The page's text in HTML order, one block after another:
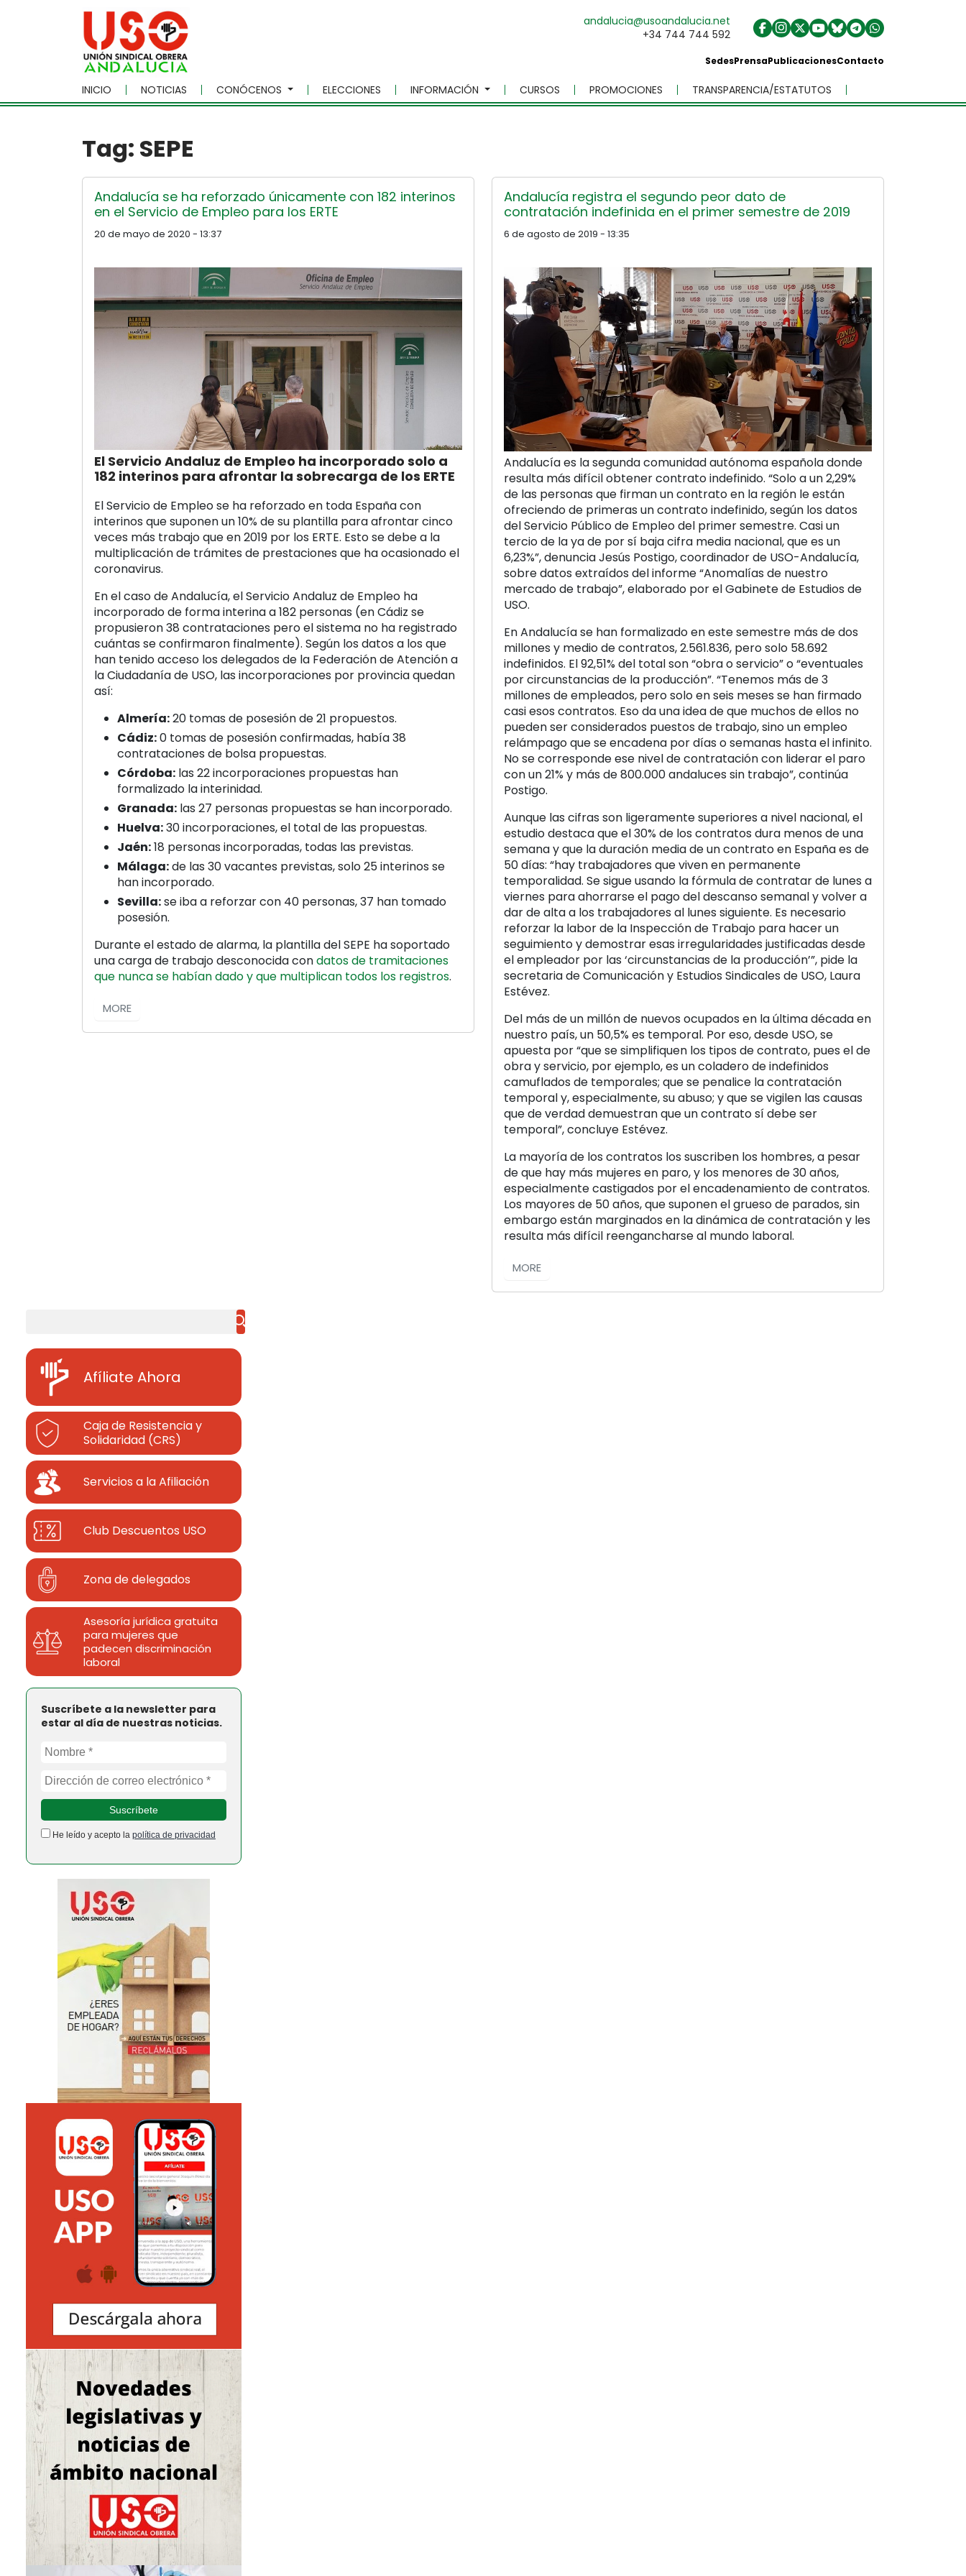
Skip to main content
andalucia@usoandalucia.net
+34 744 744 592
SedesPrensaPublicacionesContacto
INICIO NOTICIAS CONÓCENOS ELECCIONES INFORMACIÓN CURSOS PROMOCIONES TRANSPARENCIA/ESTATUTOS
Tag: SEPE
Andalucía se ha reforzado únicamente con 182 interinos
en el Servicio de Empleo para los ERTE
20 de mayo de 2020 - 13:37
El Servicio Andaluz de Empleo ha incorporado solo a
182 interinos para afrontar la sobrecarga de los ERTE
El Servicio de Empleo se ha reforzado en toda España con
interinos que suponen un 10% de su plantilla para afrontar cinco
veces más trabajo que en 2019 por los ERTE. Esto se debe a la
multiplicación de trámites de prestaciones que ha ocasionado el
coronavirus.
En el caso de Andalucía, el Servicio Andaluz de Empleo ha
incorporado de forma interina a 182 personas (en Cádiz se
propusieron 38 contrataciones pero el sistema no ha registrado
cuántas se confirmaron finalmente). Según los datos a los que
han tenido acceso los delegados de la Federación de Atención a
la Ciudadanía de USO, las incorporaciones por provincia quedan
así:
Almería:20 tomas de posesión de 21 propuestos.
Cádiz:0 tomas de posesión confirmadas, había 38
contrataciones de bolsa propuestas.
Córdoba: las 22 incorporaciones propuestas han
formalizado la interinidad.
Granada: las 27 personas propuestas se han incorporado.
Huelva:30 incorporaciones, el total de las propuestas.
Jaén:18 personas incorporadas, todas las previstas.
Málaga:de las 30 vacantes previstas, solo 25 interinos se
han incorporado.
Sevilla:se iba a reforzar con 40 personas, 37 han tomado
posesión.
Durante el estado de alarma, la plantilla del SEPE ha soportado
una carga de trabajo desconocida condatos de tramitaciones
que nunca se habían dado y que multiplican todos los registros.
MORE
Andalucía registra el segundo peor dato de
contratación indefinida en el primer semestre de 2019
6 de agosto de 2019 - 13:35
Andalucía es la segunda comunidad autónoma española donde
resulta más difícil obtener contrato indefinido. “Solo a un 2,29%
de las personas que firman un contrato en la región le están
ofreciendo de primeras un contrato indefinido, según los datos
del Servicio Público de Empleo del primer semestre. Casi un
tercio de la ya de por sí baja cifra media nacional, que es un
6,23%”, denuncia Jesús Postigo, coordinador de USO-Andalucía,
sobre datos extraídos del informe “Anomalías de nuestro
mercado de trabajo”, elaborado por el Gabinete de Estudios de
USO.
En Andalucía se han formalizado en este semestre más de dos
millones y medio de contratos, 2.561.836, pero solo 58.692
indefinidos. El 92,51% del total son “obra o servicio” o “eventuales
por circunstancias de la producción”. “Tenemos más de 3
millones de empleados, pero solo en seis meses se han firmado
casi esos contratos. Eso da una idea de que muchos de ellos no
pueden ser considerados puestos de trabajo, sino un empleo
relámpago que se encadena por días o semanas hasta el infinito.
No se corresponde ese nivel de contratación con liderar el paro
con un 21% y más de 800.000 andaluces sin trabajo”, continúa
Postigo.
Aunque las cifras son ligeramente superiores a nivel nacional, el
estudio destaca que el 30% de los contratos dura menos de una
semana y que la duración media de un contrato en España es de
50 días: “hay trabajadores que viven en permanente
temporalidad. Se sigue usando la fórmula de contratar de lunes a
viernes para ahorrarse el pago del descanso semanal y volver a
dar de alta a los trabajadores al lunes siguiente. Es necesario
reforzar la labor de la Inspección de Trabajo para hacer un
seguimiento y demostrar esas irregularidades justificadas desde
el empleador por las ‘circunstancias de la producción’”, pide la
secretaria de Comunicación y Estudios Sindicales de USO, Laura
Estévez.
Del más de un millón de nuevos ocupados en la última década en
nuestro país, un 50,5% es temporal. Por eso, desde USO, se
apuesta por “que se simplifiquen los tipos de contrato, pues el de
obra y servicio, por ejemplo, es un coladero de indefinidos
camuflados de temporales; que se penalice la contratación
temporal y, especialmente, su abuso; y que se vigilen las causas
que de verdad demuestran que un contrato sí debe ser
temporal”, concluye Estévez.
La mayoría de los contratos los suscriben los hombres, a pesar
de que hay más mujeres en paro, y los menores de 30 años,
especialmente castigados por el encadenamiento de contratos.
Los mayores de 50 años, que suponen el grueso de parados, sin
embargo están marginados en la dinámica de contratación y les
resulta más difícil reengancharse al mundo laboral.
MORE
Afíliate Ahora
Caja de Resistencia y
Solidaridad (CRS)
Servicios a la Afiliación
Club Descuentos USO
Zona de delegados
Asesoría jurídica gratuita
para mujeres que
padecen discriminación
laboral
Suscríbete a la newsletter para
estar al día de nuestras noticias.
He leído y acepto la política de privacidad